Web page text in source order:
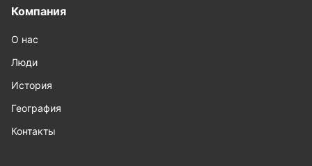
Компания
О нас
Люди
История
География
Контакты